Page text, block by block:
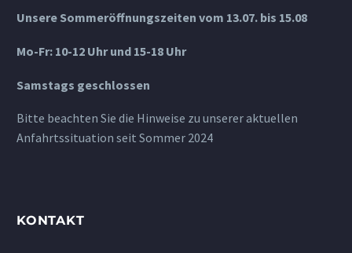
Unsere Sommeröffnungszeiten vom 13.07. bis 15.08
Mo-Fr: 10-12 Uhr und 15-18 Uhr
Samstags geschlossen
Bitte beachten Sie die Hinweise zu unserer aktuellen
Anfahrtssituation seit Sommer 2024
KONTAKT